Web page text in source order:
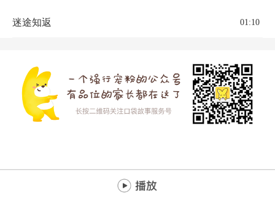
迷途知返 01:10